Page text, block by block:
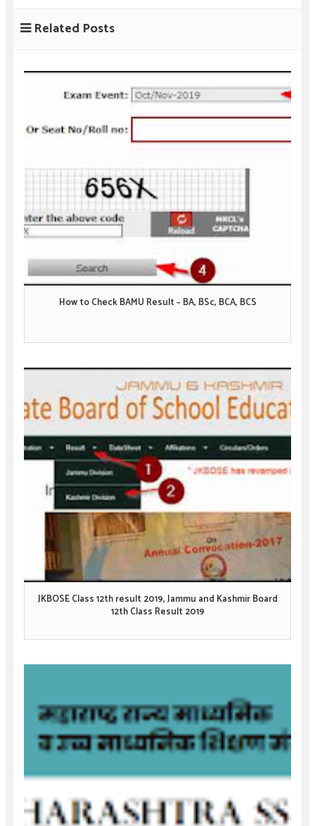
Related Posts
How to Check BAMU Result – BA, BSc, BCA, BCS
JKBOSE Class 12th result 2019, Jammu and Kashmir Board
12th Class Result 2019